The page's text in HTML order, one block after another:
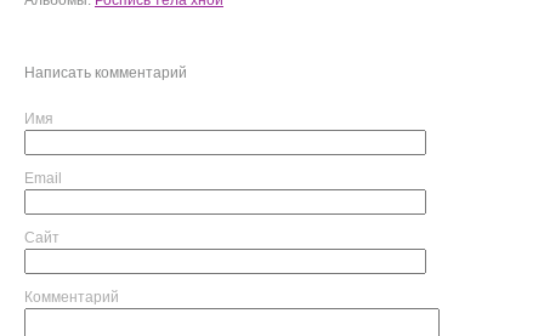
Написать комментарий
Имя
Email
Сайт
Комментарий